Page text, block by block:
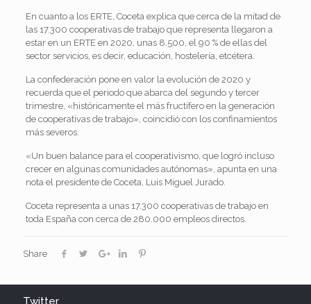
En cuanto a los ERTE, Coceta explica que cerca de la mitad de
las 17.300 cooperativas de trabajo que representa llegaron a
estar en un ERTE en 2020, unas 8.500, el 90 % de ellas del
sector servicios, es decir, educación, hostelería, etcétera.
La confederación pone en valor la evolución de 2020 y
recuerda que el periodo que abarca del segundo y tercer
trimestre, «históricamente el más fructífero en la generación
de cooperativas de trabajo», coincidió con los confinamientos
más severos.
«Un buen balance para el cooperativismo, que logró incluso
crecer en algunas comunidades autónomas», apunta en una
nota el presidente de Coceta, Luis Miguel Jurado.
Coceta representa a unas 17.300 cooperativas de trabajo en
toda España con cerca de 280.000 empleos directos.
Share
Twitter